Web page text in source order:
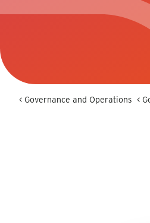
< Governance and Operations <